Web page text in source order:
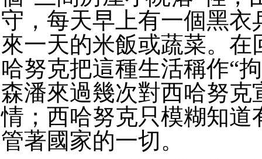
守，每天早上有一個黑衣
來一天的米飯或蔬菜。在
哈努克把這種生活稱作“
森潘來過幾次對西哈努克
情；西哈努克只模糊知道
管著國家的一切。